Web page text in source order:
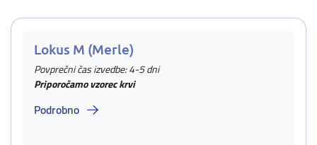
Lokus M (Merle)
Povprečni čas izvedbe: 4-5 dni
Priporočamo vzorec krvi
Podrobno